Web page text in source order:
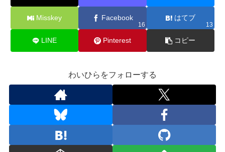
Misskey Facebook
16
はてブ
13
LINE Pinterest コピー
わいひらをフォローする